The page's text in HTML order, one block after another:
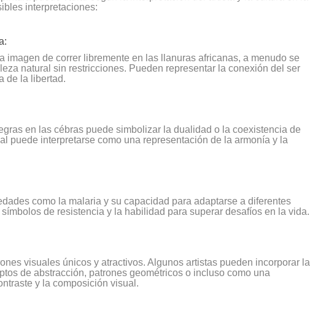
interpretaciones:
de correr libremente en las llanuras africanas, a menudo se
natural sin restricciones. Pueden representar la conexión del ser
de la libertad.
en las cébras puede simbolizar la dualidad o la coexistencia de
puede interpretarse como una representación de la armonía y la
como la malaria y su capacidad para adaptarse a diferentes
de resistencia y la habilidad para superar desafíos en la vida.
visuales únicos y atractivos. Algunos artistas pueden incorporar la
de abstracción, patrones geométricos o incluso como una
y la composición visual.